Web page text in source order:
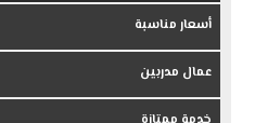
أسعار مناسبة
عمال مدربين